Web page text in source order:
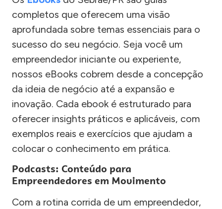
completos que oferecem uma visão
aprofundada sobre temas essenciais para o
sucesso do seu negócio. Seja você um
empreendedor iniciante ou experiente,
nossos eBooks cobrem desde a concepção
da ideia de negócio até a expansão e
inovação. Cada ebook é estruturado para
oferecer insights práticos e aplicáveis, com
exemplos reais e exercícios que ajudam a
colocar o conhecimento em prática.
Podcasts: Conteúdo para
Empreendedores em Movimento
Com a rotina corrida de um empreendedor,